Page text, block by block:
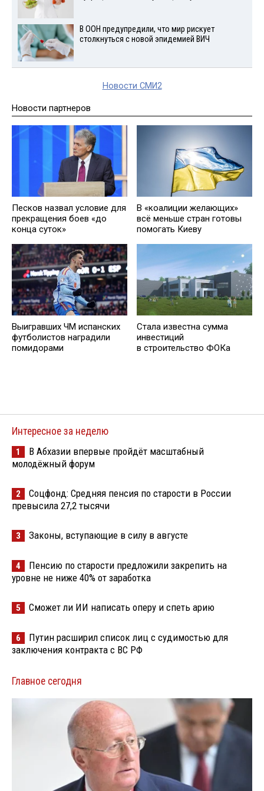
В ООН предупредили, что мир рискует
столкнуться с новой эпидемией ВИЧ
Новости СМИ2
Новости партнеров
Песков назвал условие для
прекращения боев «до
конца суток»
В «коалиции желающих»
всё меньше стран готовы
помогать Киеву
Выигравших ЧМ испанских
футболистов наградили
помидорами
Стала известна сумма
инвестиций
в строительство ФОКа
Интересное за неделю
1
В Абхазии впервые пройдёт масштабный
молодёжный форум
2
Соцфонд: Средняя пенсия по старости в России
превысила 27,2 тысячи
3 Законы, вступающие в силу в августе
4
Пенсию по старости предложили закрепить на
уровне не ниже 40% от заработка
5 Сможет ли ИИ написать оперу и спеть арию
6
Путин расширил список лиц с судимостью для
заключения контракта с ВС РФ
Главное сегодня